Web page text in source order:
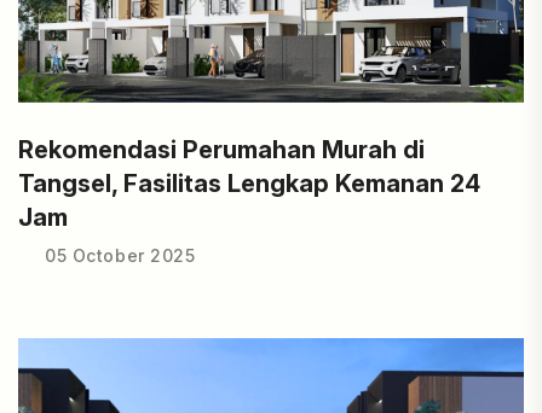
Rekomendasi Perumahan Murah di
Tangsel, Fasilitas Lengkap Kemanan 24
Jam
05 October 2025